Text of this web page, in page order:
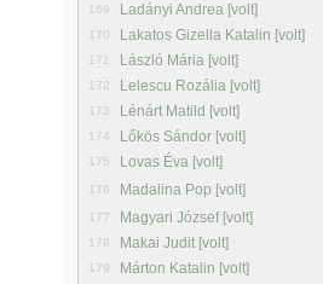
169 Ladányi Andrea [volt]
170 Lakatos Gizella Katalin [volt]
171 László Mária [volt]
172 Lelescu Rozália [volt]
173 Lénárt Matild [volt]
174 Lőkös Sándor [volt]
175 Lovas Éva [volt]
176 Madalina Pop [volt]
177 Magyari József [volt]
178 Makai Judit [volt]
179 Márton Katalin [volt]